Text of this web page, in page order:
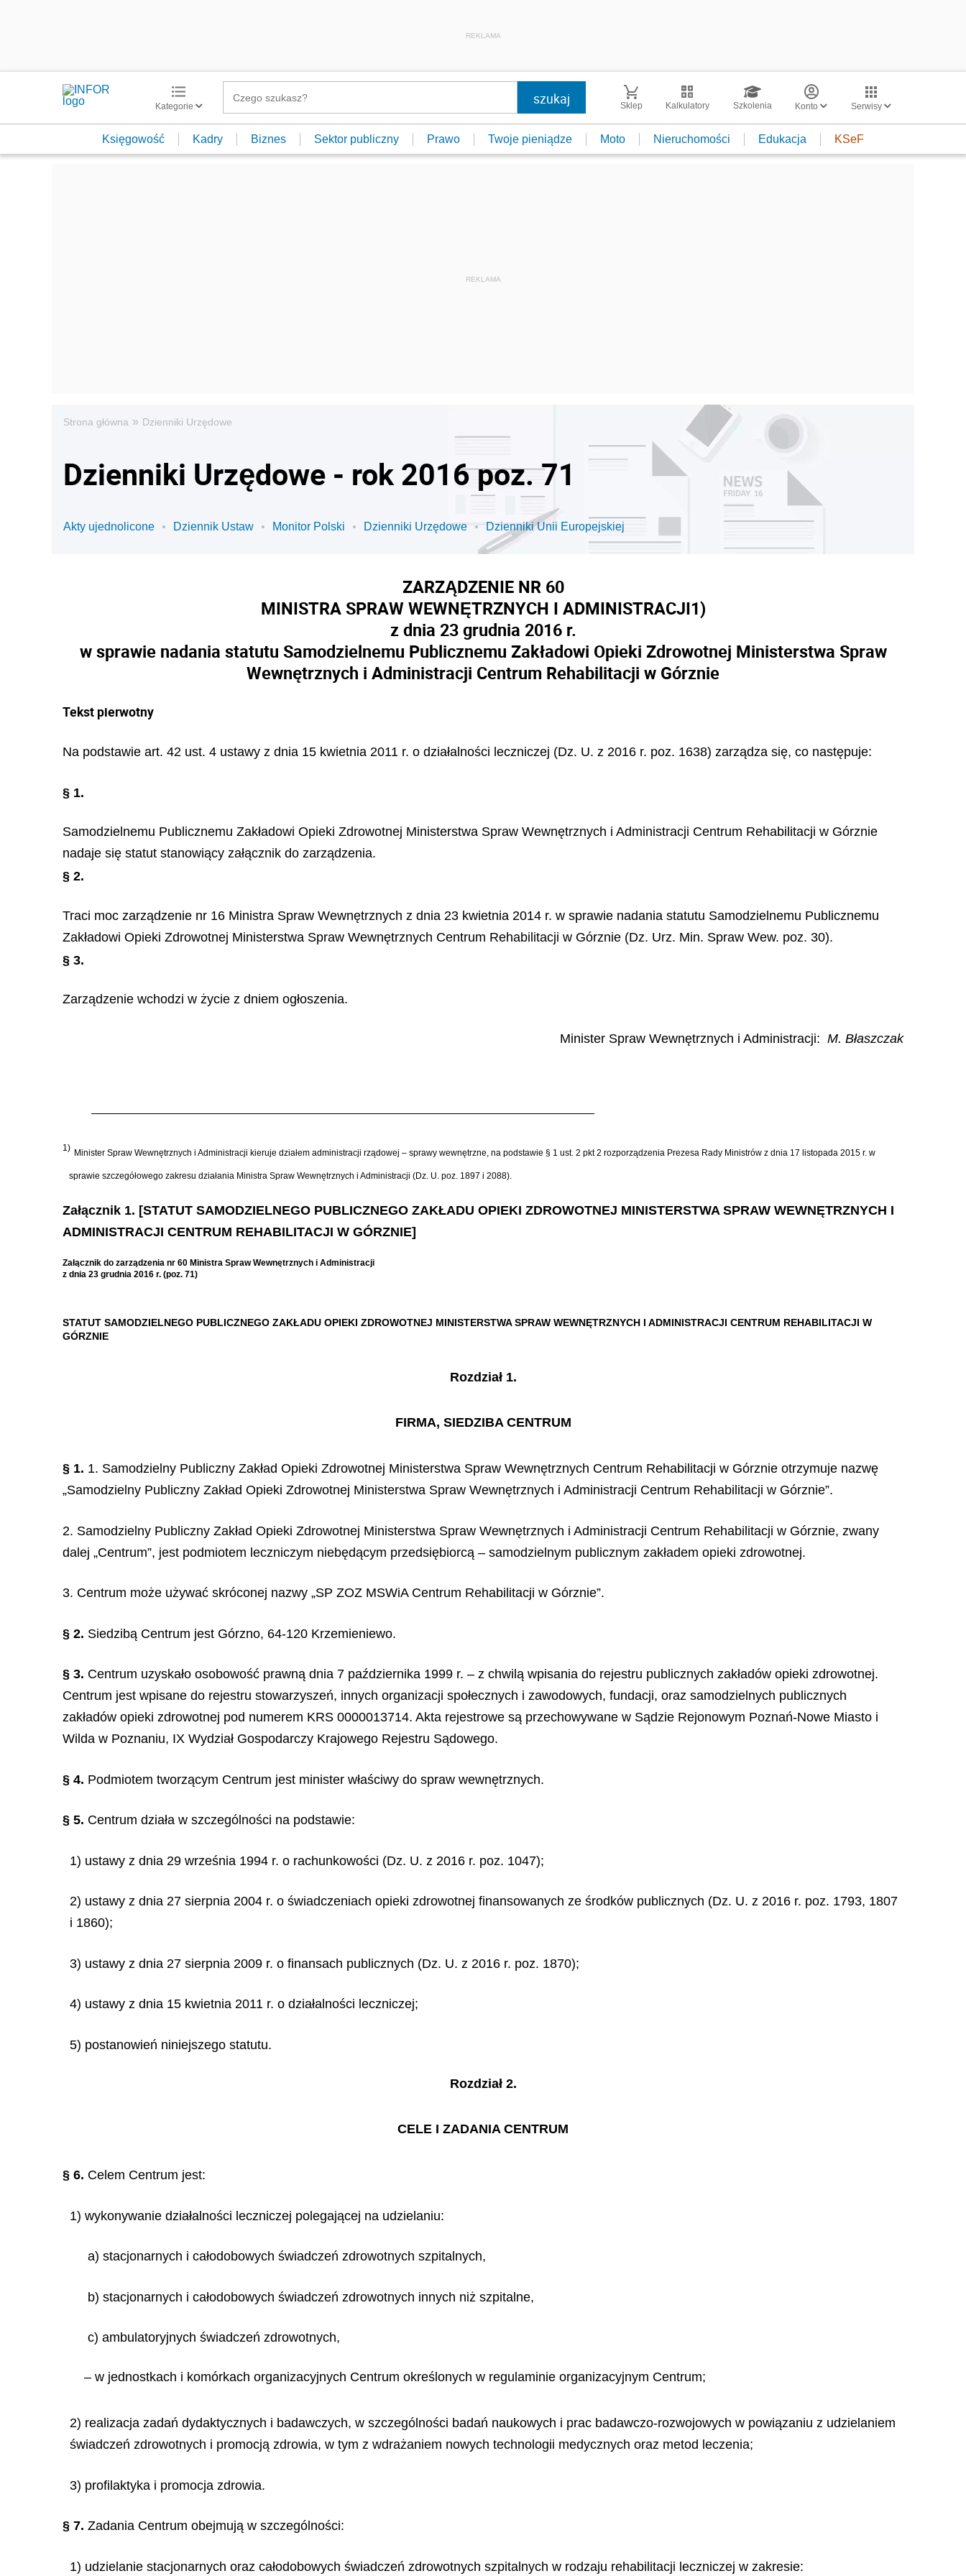
REKLAMA
Kategorie Sklep Kalkulatory Szkolenia Konto Serwisy
Księgowość Kadry Biznes Sektor publiczny Prawo Twoje pieniądze Moto Nieruchomości Edukacja KSeF
Strona główna » Dzienniki Urzędowe
Dzienniki Urzędowe - rok 2016 poz. 71
Akty ujednolicone Dziennik Ustaw Monitor Polski Dzienniki Urzędowe Dzienniki Unii Europejskiej
ZARZĄDZENIE NR 60
MINISTRA SPRAW WEWNĘTRZNYCH I ADMINISTRACJI1)
z dnia 23 grudnia 2016 r.
w sprawie nadania statutu Samodzielnemu Publicznemu Zakładowi Opieki Zdrowotnej Ministerstwa Spraw
Wewnętrznych i Administracji Centrum Rehabilitacji w Górznie
Tekst pierwotny
Na podstawie art. 42 ust. 4 ustawy z dnia 15 kwietnia 2011 r. o działalności leczniczej (Dz. U. z 2016 r. poz. 1638) zarządza się, co następuje:
§ 1.
Samodzielnemu Publicznemu Zakładowi Opieki Zdrowotnej Ministerstwa Spraw Wewnętrznych i Administracji Centrum Rehabilitacji w Górznie
nadaje się statut stanowiący załącznik do zarządzenia.
§ 2.
Traci moc zarządzenie nr 16 Ministra Spraw Wewnętrznych z dnia 23 kwietnia 2014 r. w sprawie nadania statutu Samodzielnemu Publicznemu
Zakładowi Opieki Zdrowotnej Ministerstwa Spraw Wewnętrznych Centrum Rehabilitacji w Górznie (Dz. Urz. Min. Spraw Wew. poz. 30).
§ 3.
Zarządzenie wchodzi w życie z dniem ogłoszenia.
Minister Spraw Wewnętrznych i Administracji: M. Błaszczak
1) Minister Spraw Wewnętrznych i Administracji kieruje działem administracji rządowej – sprawy wewnętrzne, na podstawie § 1 ust. 2 pkt 2 rozporządzenia Prezesa Rady Ministrów z dnia 17 listopada 2015 r. w
sprawie szczegółowego zakresu działania Ministra Spraw Wewnętrznych i Administracji (Dz. U. poz. 1897 i 2088).
Załącznik 1. [STATUT SAMODZIELNEGO PUBLICZNEGO ZAKŁADU OPIEKI ZDROWOTNEJ MINISTERSTWA SPRAW WEWNĘTRZNYCH I
ADMINISTRACJI CENTRUM REHABILITACJI W GÓRZNIE]
Załącznik do zarządzenia nr 60 Ministra Spraw Wewnętrznych i Administracji
z dnia 23 grudnia 2016 r. (poz. 71)
STATUT SAMODZIELNEGO PUBLICZNEGO ZAKŁADU OPIEKI ZDROWOTNEJ MINISTERSTWA SPRAW WEWNĘTRZNYCH I ADMINISTRACJI CENTRUM REHABILITACJI W
GÓRZNIE
Rozdział 1.
FIRMA, SIEDZIBA CENTRUM
§ 1. 1. Samodzielny Publiczny Zakład Opieki Zdrowotnej Ministerstwa Spraw Wewnętrznych Centrum Rehabilitacji w Górznie otrzymuje nazwę
„Samodzielny Publiczny Zakład Opieki Zdrowotnej Ministerstwa Spraw Wewnętrznych i Administracji Centrum Rehabilitacji w Górznie”.
2. Samodzielny Publiczny Zakład Opieki Zdrowotnej Ministerstwa Spraw Wewnętrznych i Administracji Centrum Rehabilitacji w Górznie, zwany
dalej „Centrum”, jest podmiotem leczniczym niebędącym przedsiębiorcą – samodzielnym publicznym zakładem opieki zdrowotnej.
3. Centrum może używać skróconej nazwy „SP ZOZ MSWiA Centrum Rehabilitacji w Górznie”.
§ 2. Siedzibą Centrum jest Górzno, 64-120 Krzemieniewo.
§ 3. Centrum uzyskało osobowość prawną dnia 7 października 1999 r. – z chwilą wpisania do rejestru publicznych zakładów opieki zdrowotnej.
Centrum jest wpisane do rejestru stowarzyszeń, innych organizacji społecznych i zawodowych, fundacji, oraz samodzielnych publicznych
zakładów opieki zdrowotnej pod numerem KRS 0000013714. Akta rejestrowe są przechowywane w Sądzie Rejonowym Poznań-Nowe Miasto i
Wilda w Poznaniu, IX Wydział Gospodarczy Krajowego Rejestru Sądowego.
§ 4. Podmiotem tworzącym Centrum jest minister właściwy do spraw wewnętrznych.
§ 5. Centrum działa w szczególności na podstawie:
1) ustawy z dnia 29 września 1994 r. o rachunkowości (Dz. U. z 2016 r. poz. 1047);
2) ustawy z dnia 27 sierpnia 2004 r. o świadczeniach opieki zdrowotnej finansowanych ze środków publicznych (Dz. U. z 2016 r. poz. 1793, 1807
i 1860);
3) ustawy z dnia 27 sierpnia 2009 r. o finansach publicznych (Dz. U. z 2016 r. poz. 1870);
4) ustawy z dnia 15 kwietnia 2011 r. o działalności leczniczej;
5) postanowień niniejszego statutu.
Rozdział 2.
CELE I ZADANIA CENTRUM
§ 6. Celem Centrum jest:
1) wykonywanie działalności leczniczej polegającej na udzielaniu:
a) stacjonarnych i całodobowych świadczeń zdrowotnych szpitalnych,
b) stacjonarnych i całodobowych świadczeń zdrowotnych innych niż szpitalne,
c) ambulatoryjnych świadczeń zdrowotnych,
– w jednostkach i komórkach organizacyjnych Centrum określonych w regulaminie organizacyjnym Centrum;
2) realizacja zadań dydaktycznych i badawczych, w szczególności badań naukowych i prac badawczo-rozwojowych w powiązaniu z udzielaniem
świadczeń zdrowotnych i promocją zdrowia, w tym z wdrażaniem nowych technologii medycznych oraz metod leczenia;
3) profilaktyka i promocja zdrowia.
§ 7. Zadania Centrum obejmują w szczególności:
1) udzielanie stacjonarnych oraz całodobowych świadczeń zdrowotnych szpitalnych w rodzaju rehabilitacji leczniczej w zakresie: